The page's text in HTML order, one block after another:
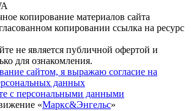
копирование материалов сайта
копировании ссылка на ресурс
не является публичной офертой и
для ознакомления.
сайтом, я выражаю согласие на
данных
с персональными данными
«Маркс&Энгельс»